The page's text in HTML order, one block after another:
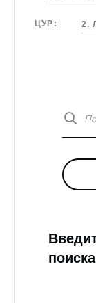
ЦУР: 2.
поиска